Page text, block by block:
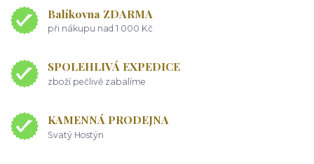
Balíkovna ZDARMA
při nákupu nad 1 000 Kč
SPOLEHLIVÁ EXPEDICE
zboží pečlivě zabalíme
KAMENNÁ PRODEJNA
Svatý Hostýn